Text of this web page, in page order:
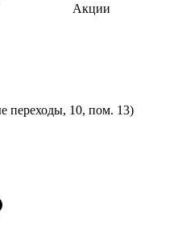
Акции
переходы, 10, пом. 13)